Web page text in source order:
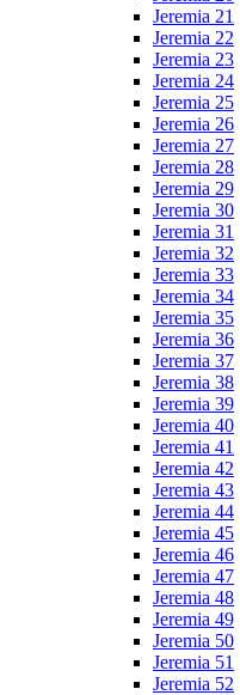
Jeremia 21
Jeremia 22
Jeremia 23
Jeremia 24
Jeremia 25
Jeremia 26
Jeremia 27
Jeremia 28
Jeremia 29
Jeremia 30
Jeremia 31
Jeremia 32
Jeremia 33
Jeremia 34
Jeremia 35
Jeremia 36
Jeremia 37
Jeremia 38
Jeremia 39
Jeremia 40
Jeremia 41
Jeremia 42
Jeremia 43
Jeremia 44
Jeremia 45
Jeremia 46
Jeremia 47
Jeremia 48
Jeremia 49
Jeremia 50
Jeremia 51
Jeremia 52